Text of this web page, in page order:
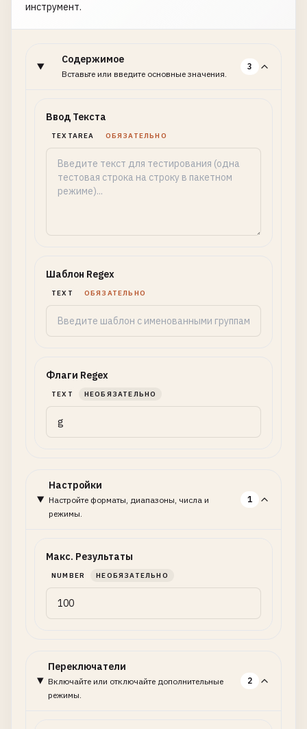
инструмент.
Содержимое
Вставьте или введите основные значения.
3
Ввод Текста
TEXTAREA ОБЯЗАТЕЛЬНО
Шаблон Regex
TEXT ОБЯЗАТЕЛЬНО
Флаги Regex
TEXT НЕОБЯЗАТЕЛЬНО
Настройки
Настройте форматы, диапазоны, числа и
режимы.
1
Макс. Результаты
NUMBER НЕОБЯЗАТЕЛЬНО
Переключатели
Включайте или отключайте дополнительные
режимы.
2